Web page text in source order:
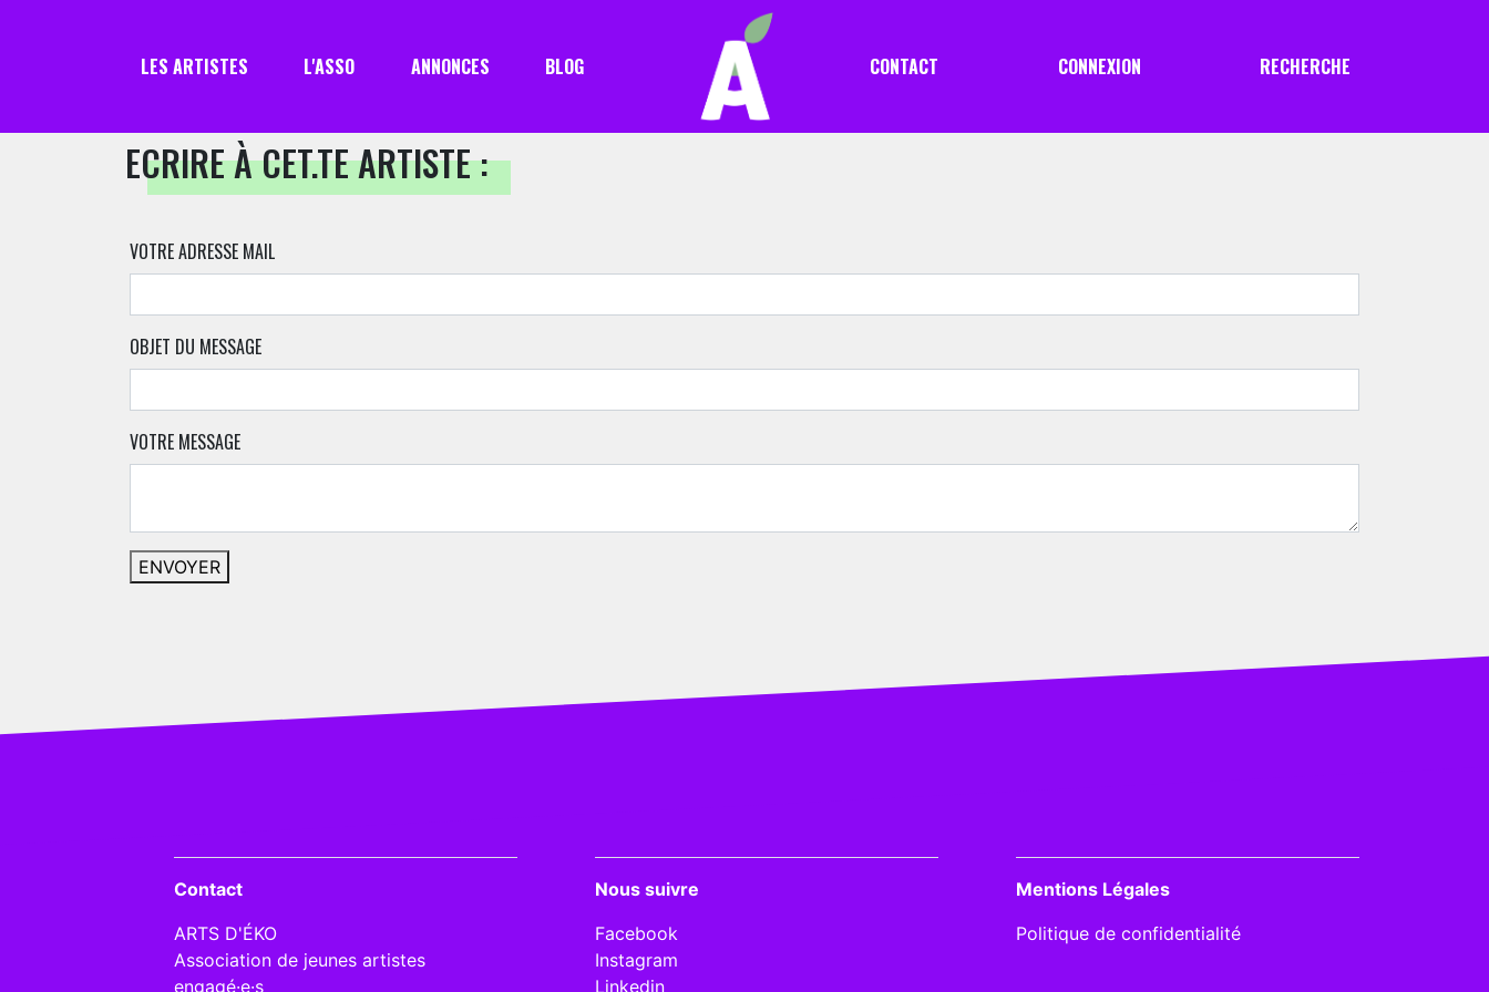
LES ARTISTES L'ASSO ANNONCES BLOG CONTACT CONNEXION RECHERCHE
ECRIRE À CET.TE ARTISTE :
VOTRE ADRESSE MAIL
OBJET DU MESSAGE
VOTRE MESSAGE
Contact
ARTS D'ÉKO
Association de jeunes artistes
engagé·e·s
Nous suivre
Facebook
Instagram
Linkedin
Mentions Légales
Politique de confidentialité